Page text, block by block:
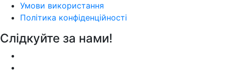
Умови використання
Політика конфіденційності
Слідкуйте за нами!